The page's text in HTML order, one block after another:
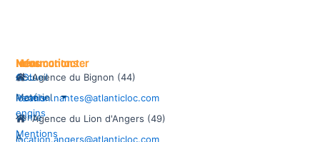
Informations
CGL
Permis
engins
Mentions
Menu
Accueil
Matériel
Vente
À
Nous contacter
Agence du Bignon (44)
location.nantes@atlanticloc.com
Agence du Lion d'Angers (49)
location.angers@atlanticloc.com